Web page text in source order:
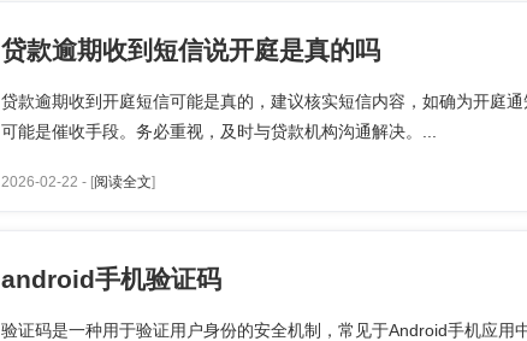
贷款逾期收到短信说开庭是真的吗
贷款逾期收到开庭短信可能是真的，建议核实短信内容，如确为开庭
可能是催收手段。务必重视，及时与贷款机构沟通解决。...
2026-02-22 - [阅读全文]
android手机验证码
验证码是一种用于验证用户身份的安全机制，常见于Android手机应用